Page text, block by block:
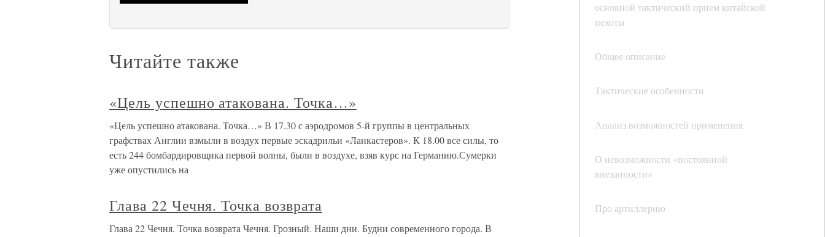
основной тактический прием китайской
пехоты
Общее описание
Тактические особенности
Анализ возможностей применения
О невозможности «постоянной
внезапности»
Про артиллерию
Читайте также
«Цель успешно атакована. Точка…»
«Цель успешно атакована. Точка…» В 17.30 с аэродромов 5-й группы в центральных
графствах Англии взмыли в воздух первые эскадрильи «Ланкастеров». К 18.00 все силы, то
есть 244 бомбардировщика первой волны, были в воздухе, взяв курс на Германию.Сумерки
уже опустились на
Глава 22 Чечня. Точка возврата
Глава 22 Чечня. Точка возврата Чечня. Грозный. Наши дни. Будни современного города. В